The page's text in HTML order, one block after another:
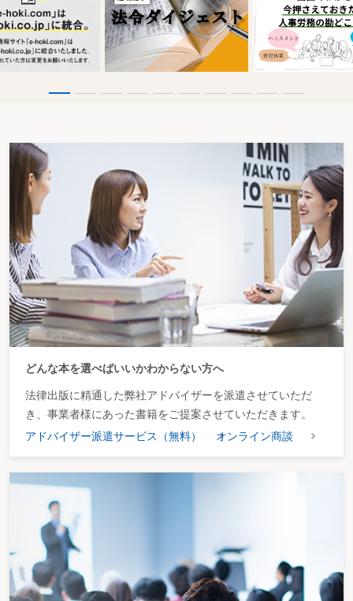
どんな本を選べばいいかわからない方へ
法律出版に精通した弊社アドバイザーを派遣させていただ
き、事業者様にあった書籍をご提案させていただきます。
アドバイザー派遣サービス（無料）
オンライン商談